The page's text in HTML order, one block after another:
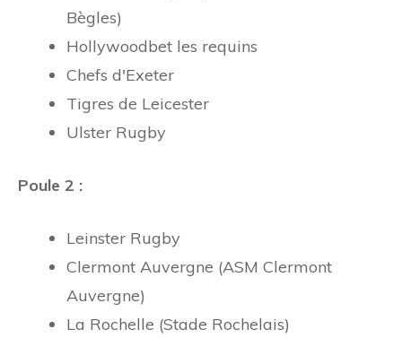
Bègles)
Hollywoodbet les requins
Chefs d'Exeter
Tigres de Leicester
Ulster Rugby
Poule 2 :
Leinster Rugby
Clermont Auvergne (ASM Clermont
Auvergne)
La Rochelle (Stade Rochelais)